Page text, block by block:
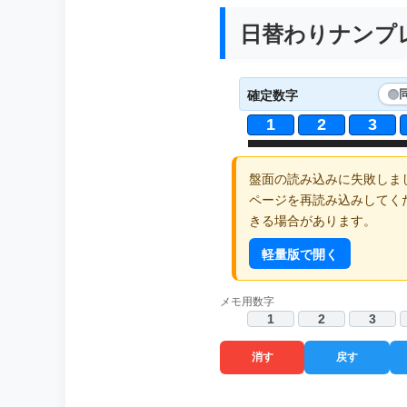
日替わりナンプ
確定数字
1 2 3
盤面の読み込みに失敗しま
ページを再読み込みして
きる場合があります。
軽量版で開く
メモ用数字
1 2 3
消す 戻す